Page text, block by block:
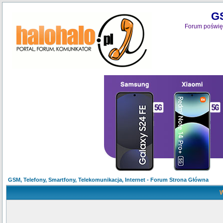
Forum
GSM, Telefony, Smartfony, Telekomunikacja, Internet - Forum Strona Główna